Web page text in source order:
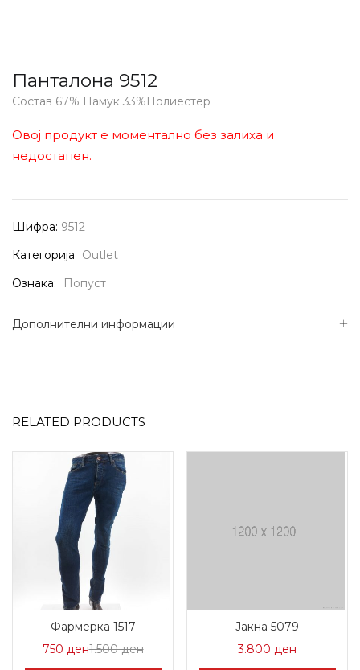
Панталона 9512
Состав 67% Памук 33%Полиестер
Овој продукт е моментално без залиха и
недостапен.
Шифра: 9512
Категорија
Outlet
Ознака:
Попуст
Дополнителни информации
RELATED PRODUCTS
Фармерка 1517
750 денЦена
1.500денНормална
Јакна 5079
3.800 ден